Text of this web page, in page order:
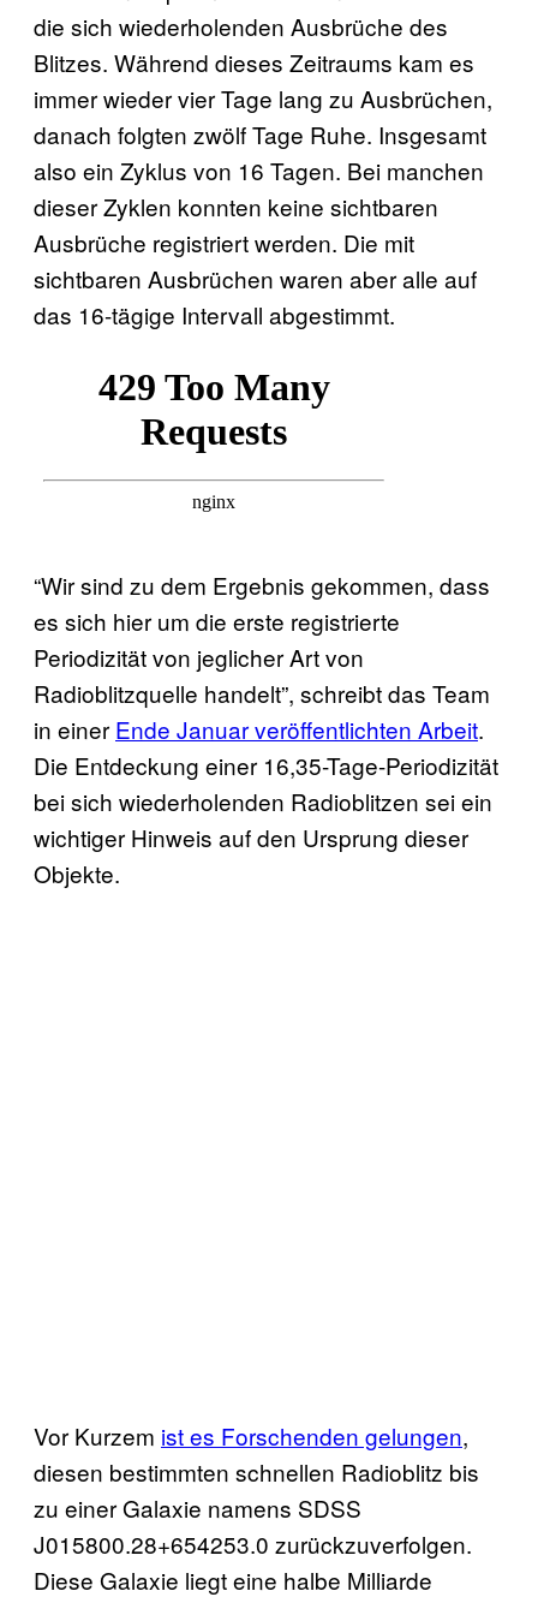
die sich wiederholenden Ausbrüche des
Blitzes. Während dieses Zeitraums kam es
immer wieder vier Tage lang zu Ausbrüchen,
danach folgten zwölf Tage Ruhe. Insgesamt
also ein Zyklus von 16 Tagen. Bei manchen
dieser Zyklen konnten keine sichtbaren
Ausbrüche registriert werden. Die mit
sichtbaren Ausbrüchen waren aber alle auf
das 16-tägige Intervall abgestimmt.
“Wir sind zu dem Ergebnis gekommen, dass
es sich hier um die erste registrierte
Periodizität von jeglicher Art von
Radioblitzquelle handelt”, schreibt das Team
in einer Ende Januar veröffentlichten Arbeit.
Die Entdeckung einer 16,35-Tage-Periodizität
bei sich wiederholenden Radioblitzen sei ein
wichtiger Hinweis auf den Ursprung dieser
Objekte.
Vor Kurzem ist es Forschenden gelungen,
diesen bestimmten schnellen Radioblitz bis
zu einer Galaxie namens SDSS
J015800.28+654253.0 zurückzuverfolgen.
Diese Galaxie liegt eine halbe Milliarde